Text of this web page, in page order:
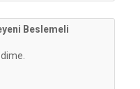
Beslemeli